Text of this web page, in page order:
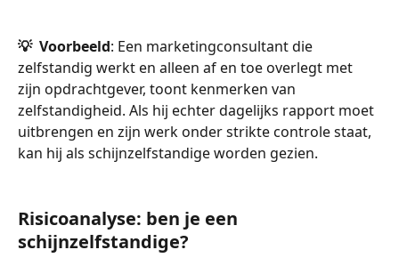
💡  Voorbeeld: Een marketingconsultant die
zelfstandig werkt en alleen af en toe overlegt met
zijn opdrachtgever, toont kenmerken van
zelfstandigheid. Als hij echter dagelijks rapport moet
uitbrengen en zijn werk onder strikte controle staat,
kan hij als schijnzelfstandige worden gezien.
Risicoanalyse: ben je een
schijnzelfstandige?